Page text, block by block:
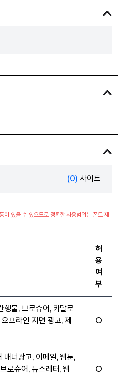
(0) 사이트
이 있을 수 있으므로 정확한 사용범위는 폰트 제
허
용
여
부
행물, 브로슈어, 카달로
프라인 지면 광고, 제
O
배너광고, 이메일, 웹툰,
로슈어, 뉴스레터, 웹
O